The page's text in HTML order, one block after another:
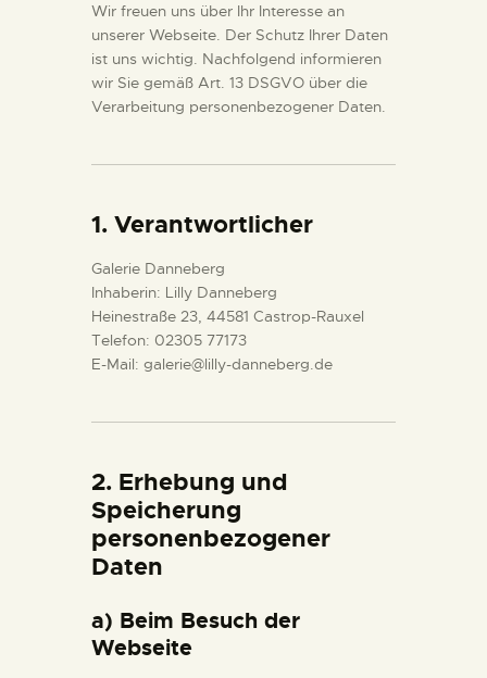
Wir freuen uns über Ihr Interesse an
unserer Webseite. Der Schutz Ihrer Daten
ist uns wichtig. Nachfolgend informieren
wir Sie gemäß Art. 13 DSGVO über die
Verarbeitung personenbezogener Daten.
1. Verantwortlicher
Galerie Danneberg
Inhaberin: Lilly Danneberg
Heinestraße 23, 44581 Castrop-Rauxel
Telefon: 02305 77173
E-Mail: galerie@lilly-danneberg.de
2. Erhebung und
Speicherung
personenbezogener
Daten
a) Beim Besuch der
Webseite